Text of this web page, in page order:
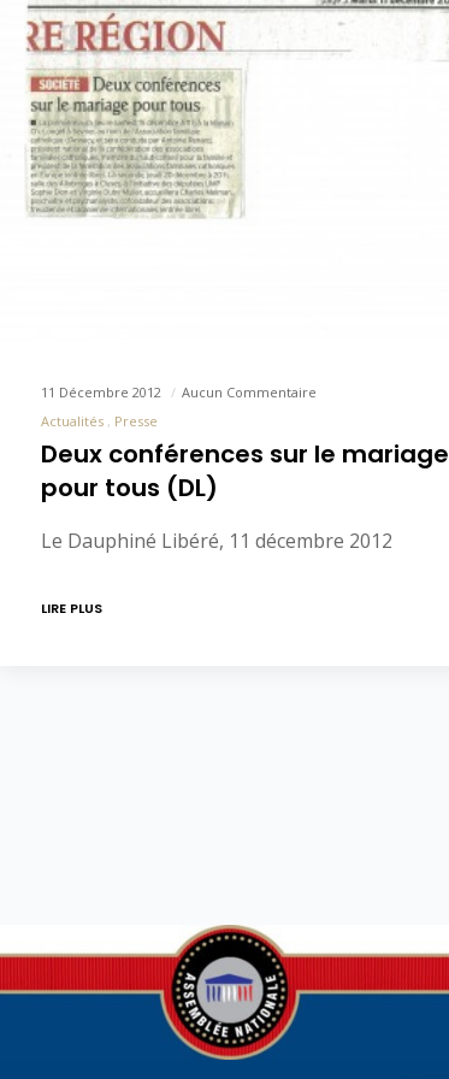
11 Décembre 2012
Aucun Commentaire
Actualités
Presse
Deux conférences sur le mariage
pour tous (DL)
Le Dauphiné Libéré, 11 décembre 2012
LIRE PLUS